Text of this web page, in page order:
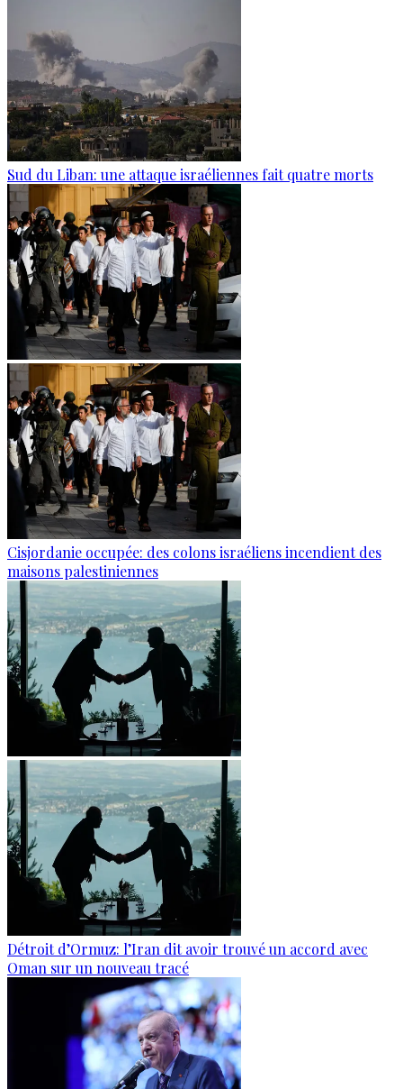
Sud du Liban: une attaque israéliennes fait quatre morts
Cisjordanie occupée: des colons israéliens incendient des
maisons palestiniennes
Détroit d’Ormuz: l’Iran dit avoir trouvé un accord avec
Oman sur un nouveau tracé